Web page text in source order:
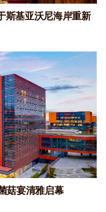
斯基亚沃尼海岸重新
菇宴清雅启幕